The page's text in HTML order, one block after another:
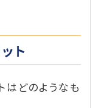
ト
はどのようなも